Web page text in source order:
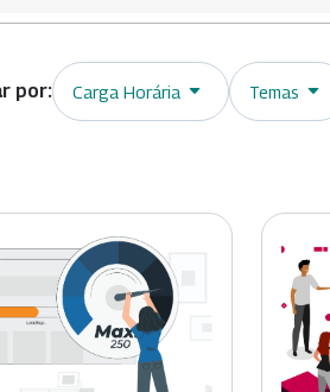
Carga Horária Temas